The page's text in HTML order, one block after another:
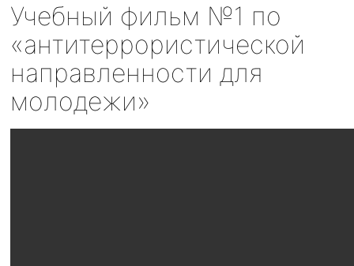
Учебный фильм №1 по
«антитеррористической
направленности для
молодежи»